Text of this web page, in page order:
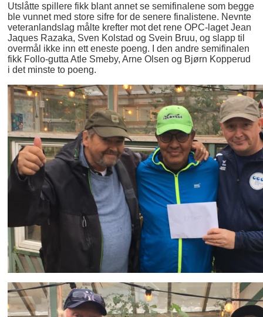
Utslåtte spillere fikk blant annet se semifinalene som begge
ble vunnet med store sifre for de senere finalistene. Nevnte
veteranlandslag målte krefter mot det rene OPC-laget Jean
Jaques Razaka, Sven Kolstad og Svein Bruu, og slapp til
overmål ikke inn ett eneste poeng. I den andre semifinalen
fikk Follo-gutta Atle Smeby, Arne Olsen og Bjørn Kopperud
i det minste to poeng.